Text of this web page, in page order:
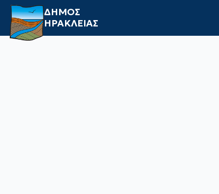
ΔΗΜΟΣ
ΗΡΑΚΛΕΙΑΣ